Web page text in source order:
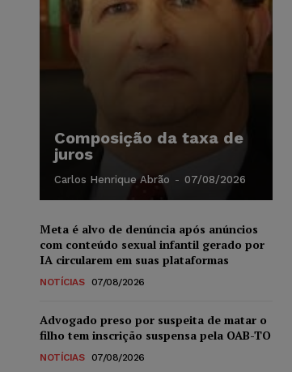
Composição da taxa de
juros
Carlos Henrique Abrão - 07/08/2026
Meta é alvo de denúncia após anúncios
com conteúdo sexual infantil gerado por
IA circularem em suas plataformas
NOTÍCIAS 07/08/2026
Advogado preso por suspeita de matar o
filho tem inscrição suspensa pela OAB-TO
NOTÍCIAS 07/08/2026